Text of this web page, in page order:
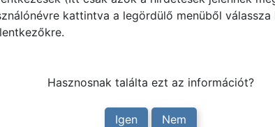
kattintva a legördülő menüből válassza
Hasznosnak találta ezt az információt?
Igen Nem